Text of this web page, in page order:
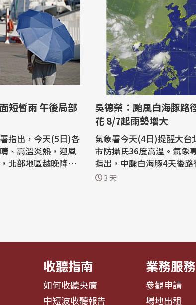
短暫雨 午後局部
指出，今天(5日)各
、高溫炎熱，迎風
北部地區越晚降雨
短暫陣雨出現，東
吳德榮：颱風白海豚路
花 8/7起雨勢增大
氣象署今天(4日)提醒大台
市防攝氏36度高溫。氣象
指出，中颱白海豚4天後路
散花，估7日至9日環流掠過
3 天
收聽指南
如何收聽央廣
中短波收聽報告
業務服務
參觀申請
場地出租